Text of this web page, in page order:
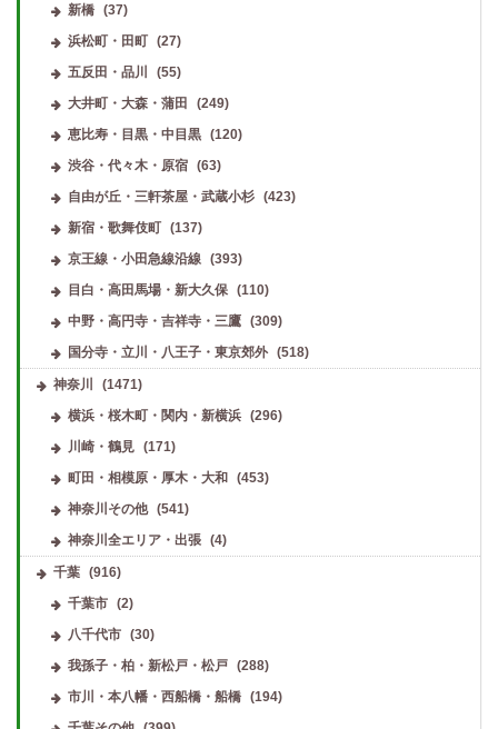
新橋
(37)
浜松町・田町
(27)
五反田・品川
(55)
大井町・大森・蒲田
(249)
恵比寿・目黒・中目黒
(120)
渋谷・代々木・原宿
(63)
自由が丘・三軒茶屋・武蔵小杉
(423)
新宿・歌舞伎町
(137)
京王線・小田急線沿線
(393)
目白・高田馬場・新大久保
(110)
中野・高円寺・吉祥寺・三鷹
(309)
国分寺・立川・八王子・東京郊外
(518)
神奈川
(1471)
横浜・桜木町・関内・新横浜
(296)
川崎・鶴見
(171)
町田・相模原・厚木・大和
(453)
神奈川その他
(541)
神奈川全エリア・出張
(4)
千葉 (916)
千葉市
(2)
八千代市
(30)
我孫子・柏・新松戸・松戸
(288)
市川・本八幡・西船橋・船橋
(194)